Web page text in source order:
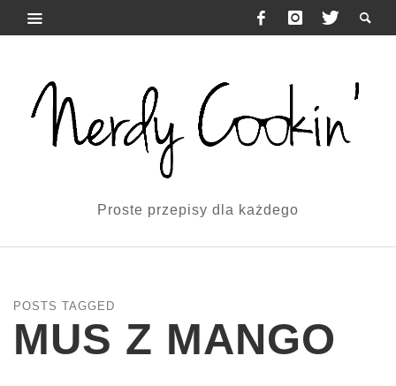
Proste przepisy dla każdego
POSTS TAGGED
MUS Z MANGO